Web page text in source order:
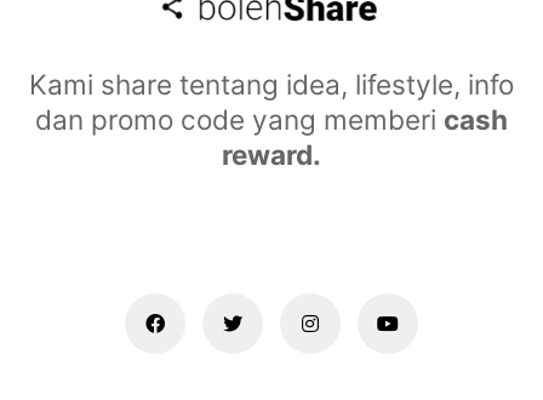
Kami share tentang idea, lifestyle, info
dan promo code yang memberi cash
reward.